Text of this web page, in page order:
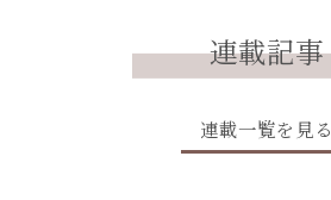
連載記事
連載一覧を見る